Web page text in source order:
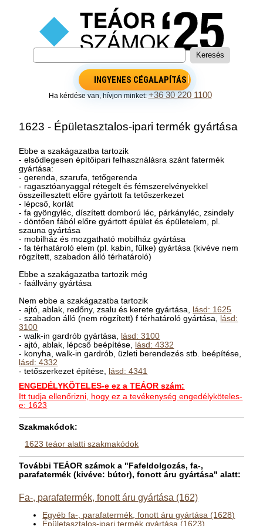
INGYENES CÉGALAPÍTÁS
Ha kérdése van, hívjon minket:+36 30 220 1100
1623 - Épületasztalos-ipari termék gyártása
Ebbe a szakágazatba tartozik
- elsődlegesen építőipari felhasználásra szánt fatermék
gyártása:
- gerenda, szarufa, tetőgerenda
- ragasztóanyaggal rétegelt és fémszerelvényekkel
összeillesztett előre gyártott fa tetőszerkezet
- lépcső, korlát
- fa gyöngyléc, díszített domború léc, párkányléc, zsindely
- döntően fából előre gyártott épület és épületelem, pl.
szauna gyártása
- mobilház és mozgatható mobilház gyártása
- fa térhatároló elem (pl. kabin, fülke) gyártása (kivéve nem
rögzített, szabadon álló térhatároló)
Ebbe a szakágazatba tartozik még
- faállvány gyártása
Nem ebbe a szakágazatba tartozik
- ajtó, ablak, redőny, zsalu és kerete gyártása, lásd: 1625
- szabadon álló (nem rögzített) f térhatároló gyártása, lásd:
3100
- walk-in gardrób gyártása, lásd: 3100
- ajtó, ablak, lépcső beépítése, lásd: 4332
- konyha, walk-in gardrób, üzleti berendezés stb. beépítése,
lásd: 4332
- tetőszerkezet építése, lásd: 4341
ENGEDÉLYKÖTELES-e ez a TEÁOR szám:
Itt tudja ellenőrizni, hogy ez a tevékenység engedélyköteles-
e: 1623
Szakmakódok:
1623 teáor alatti szakmakódok
További TEÁOR számok a "Fafeldolgozás, fa-,
parafatermék (kivéve: bútor), fonott áru gyártása" alatt:
Fa-, parafatermék, fonott áru gyártása (162)
Egyéb fa-, parafatermék, fonott áru gyártása (1628)
Épületasztalos-ipari termék gyártása (1623)